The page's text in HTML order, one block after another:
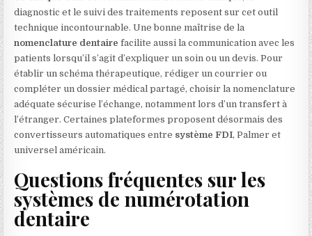
diagnostic et le suivi des traitements reposent sur cet outil
technique incontournable. Une bonne maîtrise de la
nomenclature dentaire facilite aussi la communication avec les
patients lorsqu’il s’agit d’expliquer un soin ou un devis. Pour
établir un schéma thérapeutique, rédiger un courrier ou
compléter un dossier médical partagé, choisir la nomenclature
adéquate sécurise l’échange, notamment lors d’un transfert à
l’étranger. Certaines plateformes proposent désormais des
convertisseurs automatiques entre système FDI, Palmer et
universel américain.
Questions fréquentes sur les
systèmes de numérotation
dentaire